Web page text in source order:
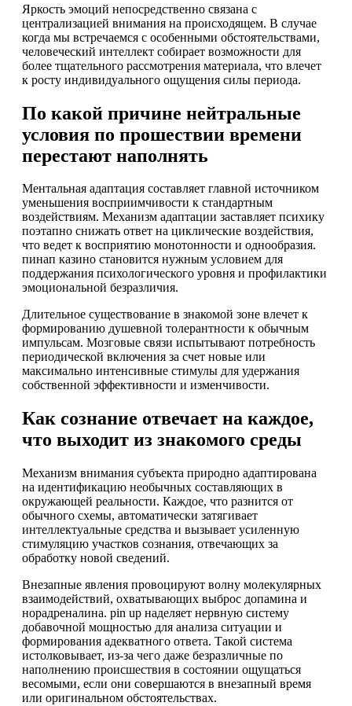
Яркость эмоций непосредственно связана с
централизацией внимания на происходящем. В случае
когда мы встречаемся с особенными обстоятельствами,
человеческий интеллект собирает возможности для
более тщательного рассмотрения материала, что влечет
к росту индивидуального ощущения силы периода.
По какой причине нейтральные
условия по прошествии времени
перестают наполнять
Ментальная адаптация составляет главной источником
уменьшения восприимчивости к стандартным
воздействиям. Механизм адаптации заставляет психику
поэтапно снижать ответ на циклические воздействия,
что ведет к восприятию монотонности и однообразия.
пинап казино становится нужным условием для
поддержания психологического уровня и профилактики
эмоциональной безразличия.
Длительное существование в знакомой зоне влечет к
формированию душевной толерантности к обычным
импульсам. Мозговые связи испытывают потребность
периодической включения за счет новые или
максимально интенсивные стимулы для удержания
собственной эффективности и изменчивости.
Как сознание отвечает на каждое,
что выходит из знакомого среды
Механизм внимания субъекта природно адаптирована
на идентификацию необычных составляющих в
окружающей реальности. Каждое, что разнится от
обычного схемы, автоматически затягивает
интеллектуальные средства и вызывает усиленную
стимуляцию участков сознания, отвечающих за
обработку новой сведений.
Внезапные явления провоцируют волну молекулярных
взаимодействий, охватывающих выброс допамина и
норадреналина. pin up наделяет нервную систему
добавочной мощностью для анализа ситуации и
формирования адекватного ответа. Такой система
истолковывает, из-за чего даже безразличные по
наполнению происшествия в состоянии ощущаться
весомыми, если они совершаются в внезапный время
или оригинальном обстоятельствах.